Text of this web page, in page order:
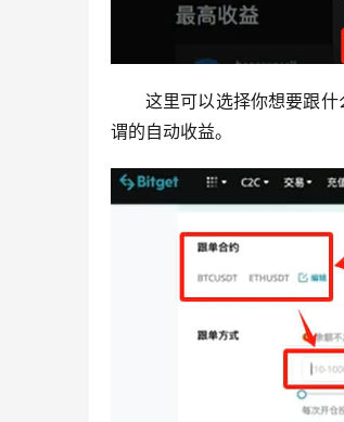
这里可以选择你想要跟
谓的自动收益。